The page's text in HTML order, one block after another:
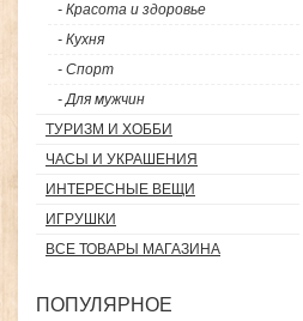
- Красота и здоровье
- Кухня
- Спорт
- Для мужчин
ТУРИЗМ И ХОББИ
ЧАСЫ И УКРАШЕНИЯ
ИНТЕРЕСНЫЕ ВЕЩИ
ИГРУШКИ
ВСЕ ТОВАРЫ МАГАЗИНА
ПОПУЛЯРНОЕ